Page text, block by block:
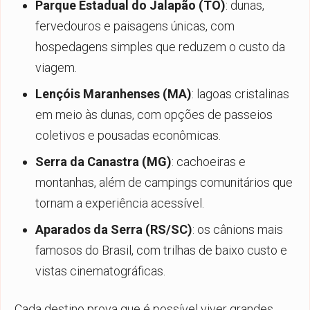
Parque Estadual do Jalapão (TO): dunas,
fervedouros e paisagens únicas, com
hospedagens simples que reduzem o custo da
viagem.
Lençóis Maranhenses (MA): lagoas cristalinas
em meio às dunas, com opções de passeios
coletivos e pousadas econômicas.
Serra da Canastra (MG): cachoeiras e
montanhas, além de campings comunitários que
tornam a experiência acessível.
Aparados da Serra (RS/SC): os cânions mais
famosos do Brasil, com trilhas de baixo custo e
vistas cinematográficas.